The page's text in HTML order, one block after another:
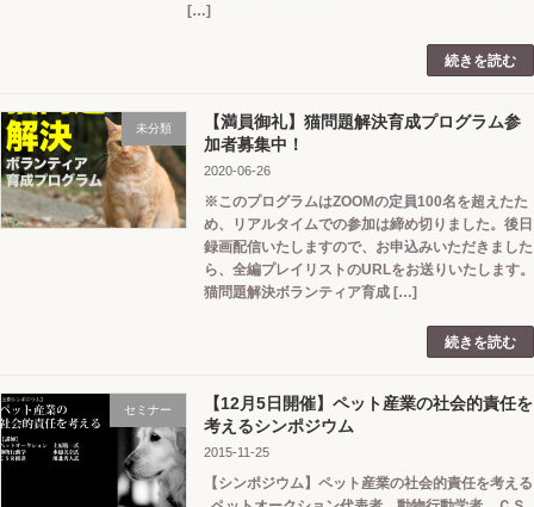
[…]
続きを読む
未分類
【満員御礼】猫問題解決育成プログラム参
加者募集中！
2020-06-26
※このプログラムはZOOMの定員100名を超えたた
め、リアルタイムでの参加は締め切りました。後日
録画配信いたしますので、お申込みいただきました
ら、全編プレイリストのURLをお送りいたします。
猫問題解決ボランティア育成 […]
続きを読む
セミナー
【12月5日開催】ペット産業の社会的責任を
考えるシンポジウム
2015-11-25
【シンポジウム】ペット産業の社会的責任を考える